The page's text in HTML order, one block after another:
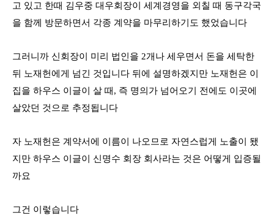
고 있고 한때 김우중 대우회장이 세계경영을 외칠 때 동구각국
을 함께 방문하면서 각종 계약을 마무리하기도 했었습니다
그러니까 신회장이 미리 법인을 2개나 세우면서 돈을 세탁한
뒤 노재헌에게 넘긴 것입니다 뒤에 설명하겠지만 노재헌은 이
집을 하우스 이글이 살 때 , 즉 명의가 넘어오기 전에도 이곳에
살았던 것으로 추정됩니다
자 노재헌은 계약서에 이름이 나오므로 자연스럽게 노출이 됐
지만 하우스 이글이 신명수 회장 회사라는 것은 어떻게 입증될
까요
그건 이렇습니다